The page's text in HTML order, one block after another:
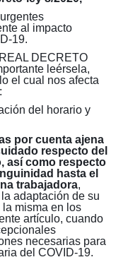
al impacto
19.
REAL DECRETO
leérsela,
el cual nos afecta
del horario y
por cuenta ajena
respecto del
así como respecto
hasta el
trabajadora,
adaptación de su
misma en los
artículo, cuando
necesarias para
del COVID-19.